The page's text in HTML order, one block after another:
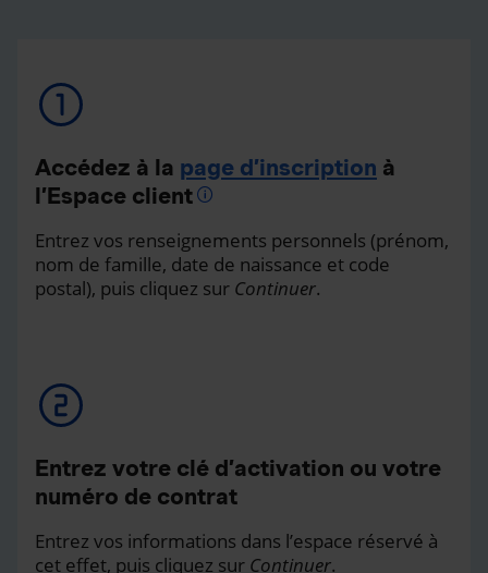
Accédez à la page d’inscription à
l’Espace client
Entrez vos renseignements personnels (prénom,
nom de famille, date de naissance et code
postal), puis cliquez sur Continuer.
Entrez votre clé d’activation ou votre
numéro de contrat
Entrez vos informations dans l’espace réservé à
cet effet, puis cliquez sur Continuer.